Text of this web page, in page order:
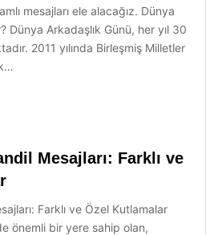
mesajları ele alacağız. Dünya
Dünya Arkadaşlık Günü, her yıl 30
2011 yılında Birleşmiş Milletler
Mesajları: Farklı ve
Farklı ve Özel Kutlamalar
önemli bir yere sahip olan,